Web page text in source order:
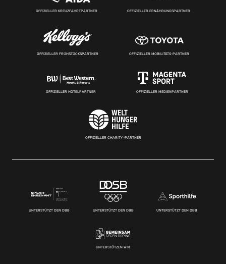
OFFIZIELLER KREUZFAHRTPARTNER OFFIZIELLER ERNÄHRUNGSPARTNER
OFFIZIELLER FRÜHSTÜCKSPARTNER OFFIZIELLER MOBILITÄTS-PARTNER
OFFIZIELLER HOTELPARTNER OFFIZIELLER MEDIENPARTNER
OFFIZIELLER CHARITY-PARTNER
UNTERSTÜTZT DEN DBB UNTERSTÜTZT DEN DBB UNTERSTÜTZT DEN DBB
UNTERSTÜTZEN WIR